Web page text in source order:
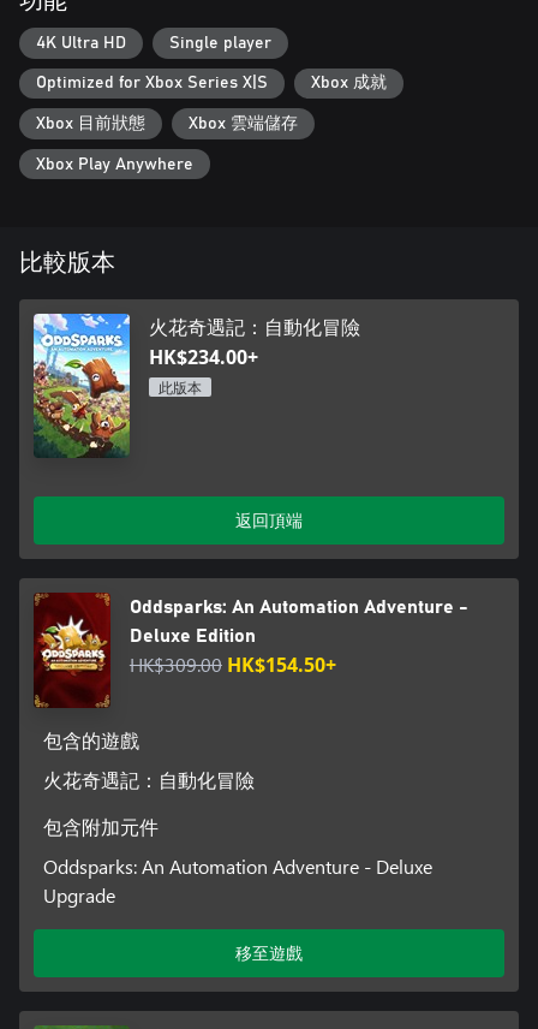
4K Ultra HD Single player
Optimized for Xbox Series X|S Xbox 成就
Xbox 目前狀態 Xbox 雲端儲存
Xbox Play Anywhere
比較版本
火花奇遇記：自動化冒險
HK$234.00+
此版本
返回頂端
Oddsparks: An Automation Adventure -
Deluxe Edition
HK$309.00 HK$154.50+
包含的遊戲
火花奇遇記：自動化冒險
包含附加元件
Oddsparks: An Automation Adventure - Deluxe
Upgrade
移至遊戲